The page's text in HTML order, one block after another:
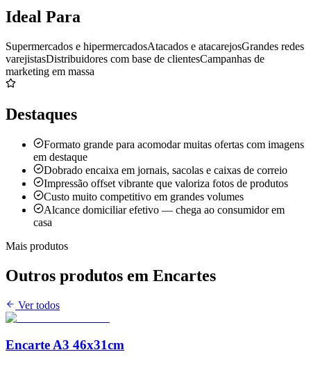
Ideal Para
Supermercados e hipermercadosAtacados e atacarejosGrandes redes
varejistasDistribuidores com base de clientesCampanhas de
marketing em massa
Destaques
Formato grande para acomodar muitas ofertas com imagens
em destaque
Dobrado encaixa em jornais, sacolas e caixas de correio
Impressão offset vibrante que valoriza fotos de produtos
Custo muito competitivo em grandes volumes
Alcance domiciliar efetivo — chega ao consumidor em
casa
Mais produtos
Outros produtos em Encartes
Ver todos
Encarte A3 46x31cm